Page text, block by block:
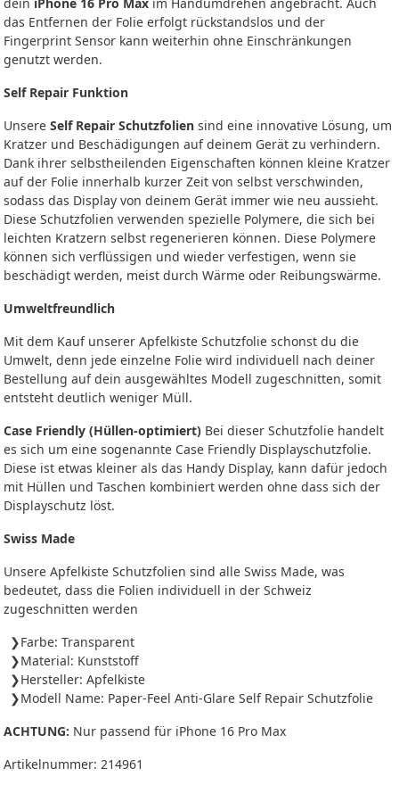
das Entfernen der Folie erfolgt rückstandslos und der
Fingerprint Sensor kann weiterhin ohne Einschränkungen
genutzt werden.
Self Repair Funktion
Unsere Self Repair Schutzfolien sind eine innovative Lösung, um
Kratzer und Beschädigungen auf deinem Gerät zu verhindern.
Dank ihrer selbstheilenden Eigenschaften können kleine Kratzer
auf der Folie innerhalb kurzer Zeit von selbst verschwinden,
sodass das Display von deinem Gerät immer wie neu aussieht.
Diese Schutzfolien verwenden spezielle Polymere, die sich bei
leichten Kratzern selbst regenerieren können. Diese Polymere
können sich verflüssigen und wieder verfestigen, wenn sie
beschädigt werden, meist durch Wärme oder Reibungswärme.
Umweltfreundlich
Mit dem Kauf unserer Apfelkiste Schutzfolie schonst du die
Umwelt, denn jede einzelne Folie wird individuell nach deiner
Bestellung auf dein ausgewähltes Modell zugeschnitten, somit
entsteht deutlich weniger Müll.
Case Friendly (Hüllen-optimiert) Bei dieser Schutzfolie handelt
es sich um eine sogenannte Case Friendly Displayschutzfolie.
Diese ist etwas kleiner als das Handy Display, kann dafür jedoch
mit Hüllen und Taschen kombiniert werden ohne dass sich der
Displayschutz löst.
Swiss Made
Unsere Apfelkiste Schutzfolien sind alle Swiss Made, was
bedeutet, dass die Folien individuell in der Schweiz
zugeschnitten werden
Farbe: Transparent
Material: Kunststoff
Hersteller: Apfelkiste
Modell Name: Paper-Feel Anti-Glare Self Repair Schutzfolie
ACHTUNG: Nur passend für iPhone 16 Pro Max
Artikelnummer: 214961